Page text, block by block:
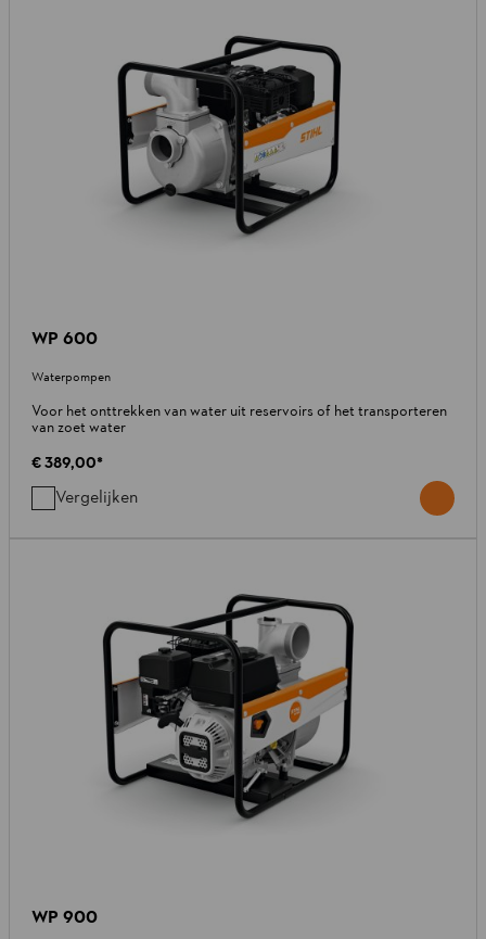
WP 600
Waterpompen
Voor het onttrekken van water uit reservoirs of het transporteren
van zoet water
€ 389,00*
Vergelijken
WP 900